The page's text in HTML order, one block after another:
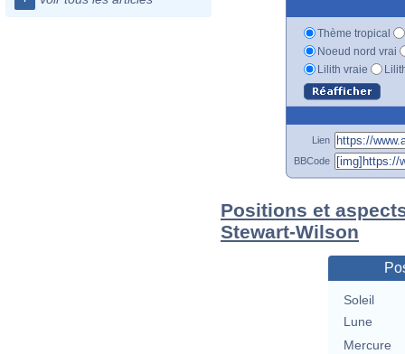
Thème tropical
Noeud nord vrai
Lilith vraie
Lien
BBCode
Positions et
Stewart-Wilson
Soleil
Lune
Mercure